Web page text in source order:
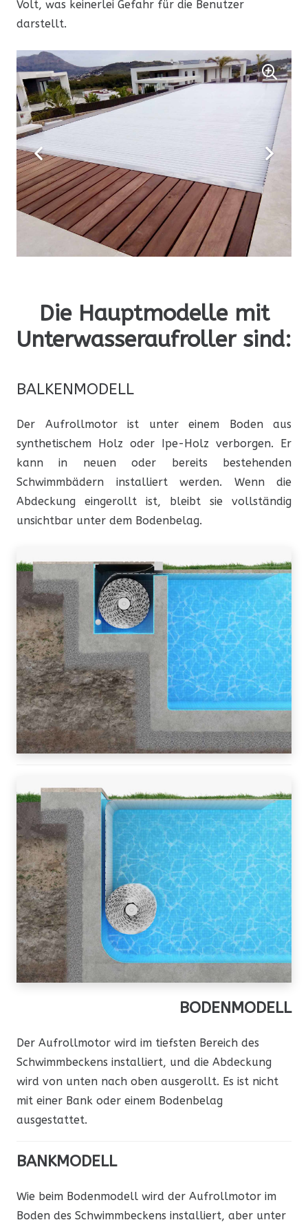
Volt, was keinerlei Gefahr für die Benutzer
darstellt.
Die Hauptmodelle mit
Unterwasseraufroller sind:
BALKENMODELL
Der Aufrollmotor ist unter einem Boden aus
synthetischem Holz oder Ipe-Holz verborgen. Er
kann in neuen oder bereits bestehenden
Schwimmbädern installiert werden. Wenn die
Abdeckung eingerollt ist, bleibt sie vollständig
unsichtbar unter dem Bodenbelag.
BODENMODELL
Der Aufrollmotor wird im tiefsten Bereich des
Schwimmbeckens installiert, und die Abdeckung
wird von unten nach oben ausgerollt. Es ist nicht
mit einer Bank oder einem Bodenbelag
ausgestattet.
BANKMODELL
Wie beim Bodenmodell wird der Aufrollmotor im
Boden des Schwimmbeckens installiert, aber unter